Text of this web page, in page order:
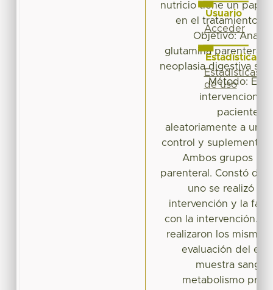
nutricio tiene un
en el tratamiento
Objetivo:
glutamina parenteral
neoplasia digestiva
Método:
intervencional,
pacientes
aleatoriamente a un
control y
Ambos grupos
parenteral. Constó de
uno se realizó el
intervención y la
con la intervención.
realizaron los
evaluación del
muestra
metabolismo
Usuario
Acceder
Estadísticas
Estadísticas
de uso